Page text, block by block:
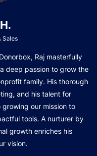
Sales
Raj masterfully
deep passion to grow the
family. His thorough
and his talent for
our mission to
tools. A nurturer by
growth enriches his
vision.